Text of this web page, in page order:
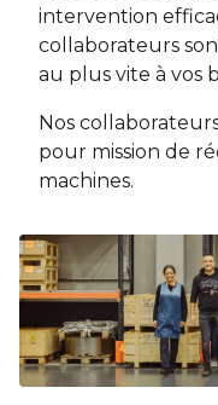
intervention
collaborateurs
au plus vite à vos
Nos
pour mission de
machines.